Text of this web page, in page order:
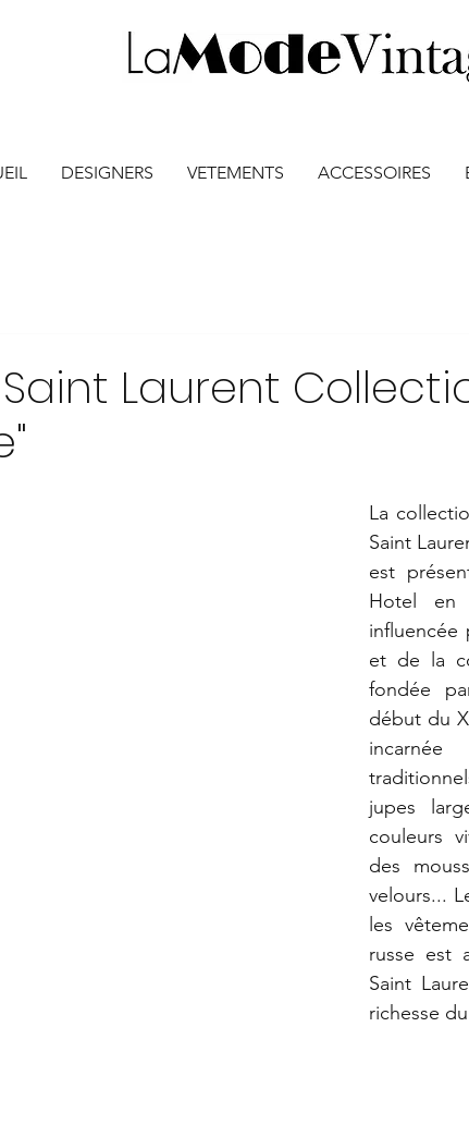
DESIGNERS VETEMENTS ACCESSOIRES
Laurent
La
Saint
est
Hotel en
influencée
et de la
fondée
début du
jupes
couleurs
des
velours...
les
russe est
Saint
richesse